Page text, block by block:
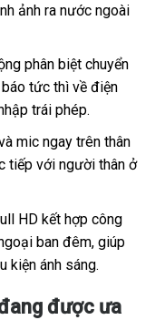
ảnh ra nước ngoài
phân biệt chuyển
tức thì về điện
trái phép.
mic ngay trên thân
tiếp với người thân ở
HD kết hợp công
ban đêm, giúp
kiện ánh sáng.
được ưa